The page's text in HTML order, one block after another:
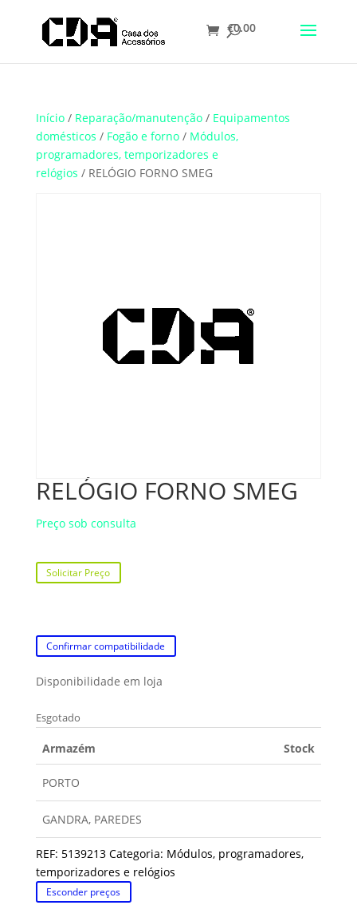
Translate
€0.00
Início/ Reparação/manutenção/ Equipamentos
domésticos / Fogão e forno/ Módulos,
programadores, temporizadores e
relógios / RELÓGIO FORNO SMEG
RELÓGIO FORNO SMEG
Preço sob consulta
Solicitar Preço
Confirmar compatibilidade
Disponibilidade em loja
Esgotado
Armazém Stock
PORTO
GANDRA, PAREDES
REF: 5139213 Categoria: Módulos, programadores,
temporizadores e relógios
Esconder preços